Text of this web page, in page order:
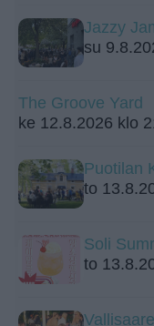
Jazzy
su
The Groove Yard
ke 12.8.2026 klo
Puotilan
to
Soli
to